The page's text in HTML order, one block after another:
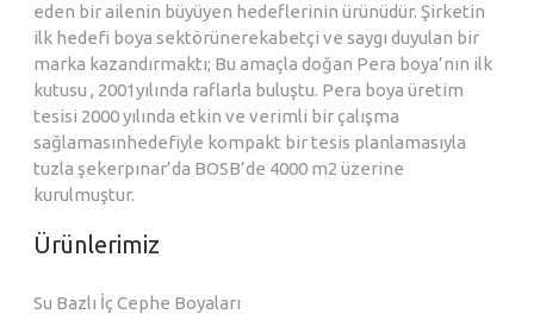
eden bir ailenin büyüyen hedeflerinin ürünüdür. Şirketin
ilk hedefi boya sektörünerekabetçi ve saygı duyulan bir
marka kazandırmaktı; Bu amaçla doğan Pera boya’nın ilk
kutusu , 2001yılında raflarla buluştu. Pera boya üretim
tesisi 2000 yılında etkin ve verimli bir çalışma
sağlamasınhedefiyle kompakt bir tesis planlamasıyla
tuzla şekerpınar’da BOSB’de 4000 m2 üzerine
kurulmuştur.
Ürünlerimiz
Su Bazlı İç Cephe Boyaları